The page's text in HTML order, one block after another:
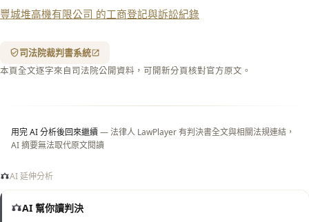
豐城堆高機有限公司 的工商登記與訴訟紀錄
司法院裁判書系統
本頁全文逐字來自司法院公開資料，可開新分頁核對官方原文。
用完 AI 分析後回來繼續— 法律人 LawPlayer 有判決書全文與相關法規連結，
AI 摘要無法取代原文閱讀
AI 延伸分析
AI 幫你讀判決